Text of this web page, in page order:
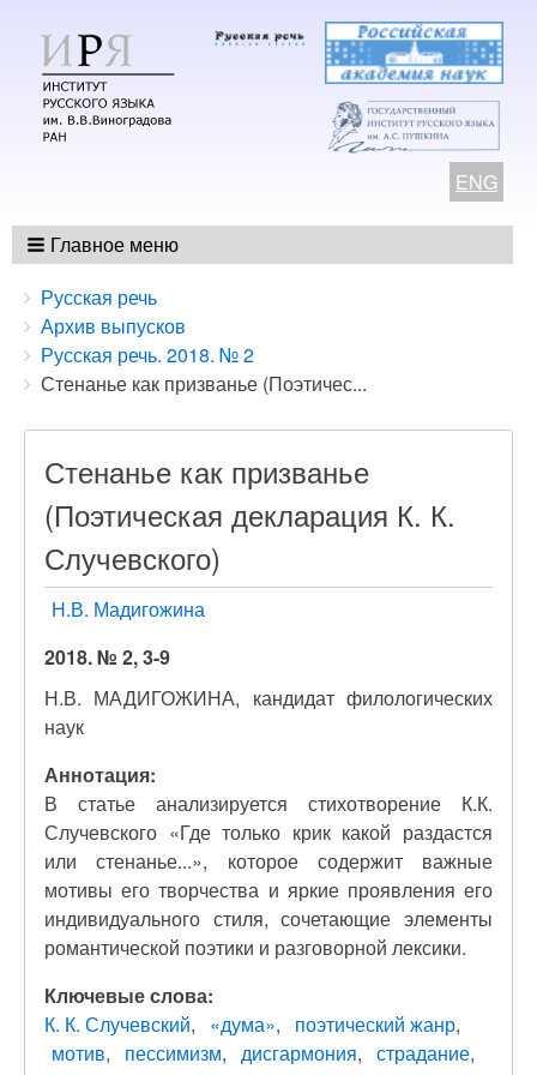
ENG
Главное меню
Breadcrumbs
You
are
here:
Русская речь
Архив выпусков
Русская речь. 2018. № 2
Стенанье как призванье (Поэтичес...
Стенанье как призванье
(Поэтическая декларация К. К.
Случевского)
Н.В. Мадигожина
2018. № 2, 3-9
Н.В. МАДИГОЖИНА, кандидат филологических
наук
Аннотация:
В статье анализируется стихотворение К.К.
Случевского «Где только крик какой раздастся
или стенанье...», которое содержит важные
мотивы его творчества и яркие проявления его
индивидуального стиля, сочетающие элементы
романтической поэтики и разговорной лексики.
Ключевые слова:
К. К. Случевский
«дума»
поэтический жанр
мотив
пессимизм дисгармония
страдание